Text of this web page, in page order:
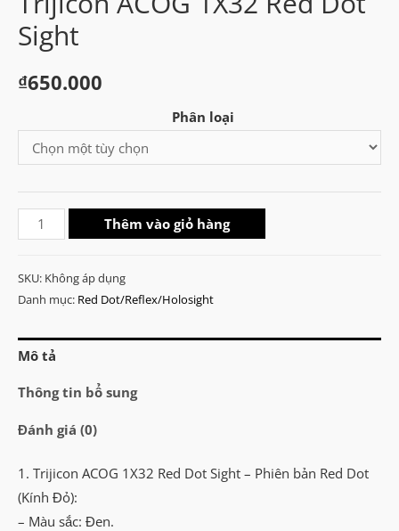
Sight
₫650.000
Phân loại
Trijicon
ACOG
Sight
số
lượng
Thêm vào giỏ hàng
SKU: Không áp dụng
Danh mục: Red Dot/Reflex/Holosight
Mô tả
Thông tin bổ sung
Đánh giá (0)
1. Trijicon ACOG 1X32 Red Dot Sight – Phiên bản Red Dot
(Kính Đỏ):
– Màu sắc: Đen.